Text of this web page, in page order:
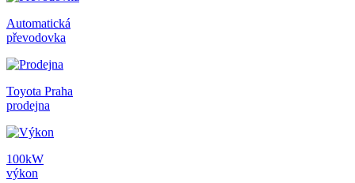
Automatická
převodovka
Toyota Praha
prodejna
100kW
výkon